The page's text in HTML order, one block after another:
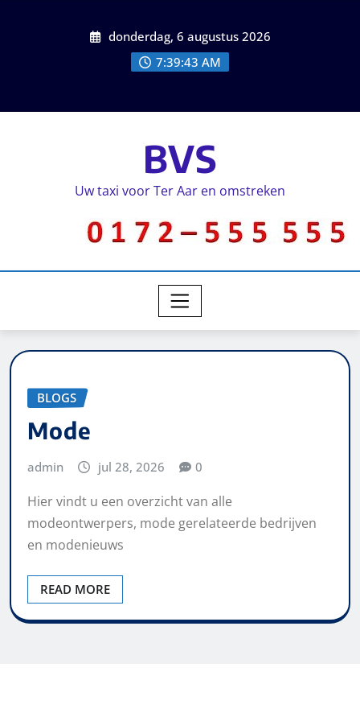
donderdag, 6 augustus 2026
7:39:43 AM
BVS
Uw taxi voor Ter Aar en omstreken
BLOGS
Mode
admin jul 28, 2026 0
Hier vindt u een overzicht van alle
modeontwerpers, mode gerelateerde bedrijven
en modenieuws
READ MORE